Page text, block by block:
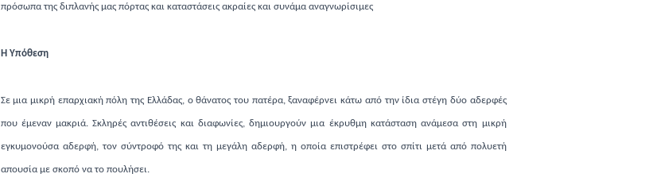
πρόσωπα της διπλανής μας πόρτας και καταστάσεις ακραίες και συνάμα αναγνωρίσιμες
H Υπόθεση
Σε μια μικρή επαρχιακή πόλη της Ελλάδας, ο θάνατος του πατέρα, ξαναφέρνει κάτω από την ίδια στέγη δύο αδερφές
που έμεναν μακριά. Σκληρές αντιθέσεις και διαφωνίες, δημιουργούν μια έκρυθμη κατάσταση ανάμεσα στη μικρή
εγκυμονούσα αδερφή, τον σύντροφό της και τη μεγάλη αδερφή, η οποία επιστρέφει στο σπίτι μετά από πολυετή
απουσία με σκοπό να το πουλήσει.